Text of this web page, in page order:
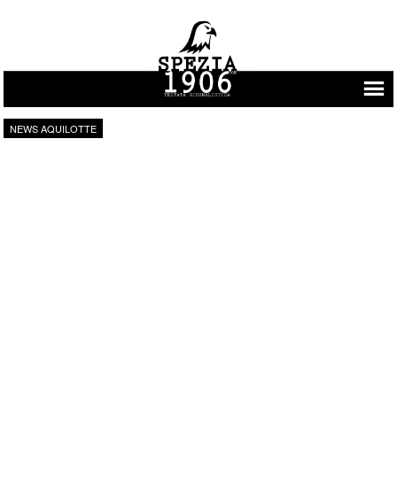
Vai al contenuto
NEWS AQUILOTTE